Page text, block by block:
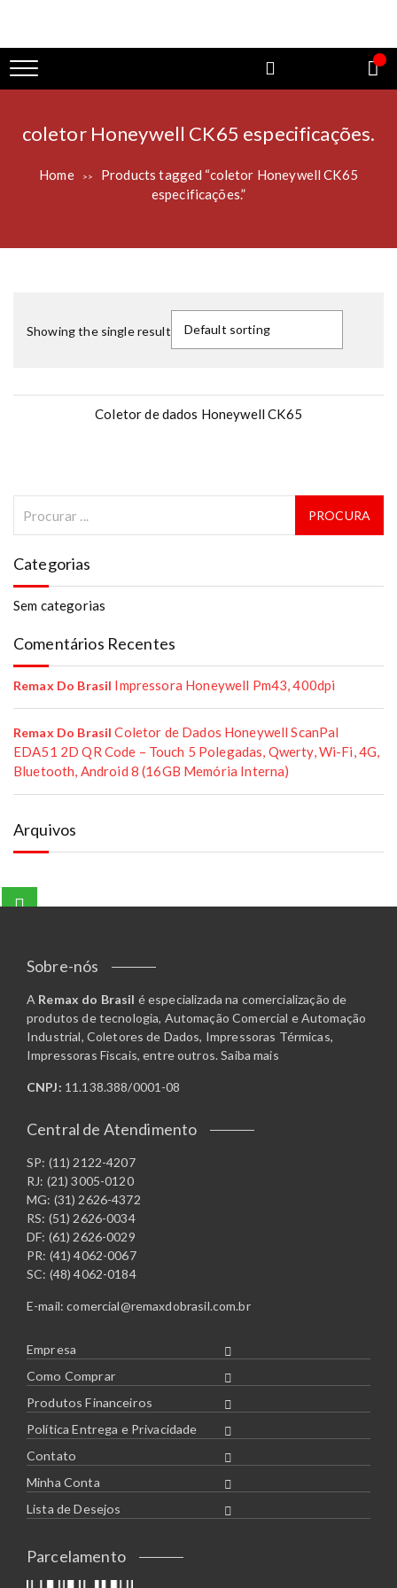
coletor Honeywell CK65 especificações.
Home >>
Products tagged “coletor Honeywell CK65
especificações.”
Showing the single result
Coletor de dados Honeywell CK65
Categorias
Sem categorias
Comentários Recentes
Remax Do Brasil Impressora Honeywell Pm43, 400dpi
Remax Do Brasil Coletor de Dados Honeywell ScanPal
EDA51 2D QR Code – Touch 5 Polegadas, Qwerty, Wi-Fi, 4G,
Bluetooth, Android 8 (16GB Memória Interna)
Arquivos
Sobre-nós
A Remax do Brasil é especializada na comercialização de
produtos de tecnologia, Automação Comercial e Automação
Industrial, Coletores de Dados, Impressoras Térmicas,
Impressoras Fiscais, entre outros.Saiba mais
CNPJ: 11.138.388/0001-08
Central de Atendimento
SP: (11) 2122-4207
RJ: (21) 3005-0120
MG: (31) 2626-4372
RS: (51) 2626-0034
DF: (61) 2626-0029
PR: (41) 4062-0067
SC: (48) 4062-0184
E-mail:comercial@remaxdobrasil.com.br
Empresa
Como Comprar
Produtos Financeiros
Política Entrega e Privacidade
Contato
Minha Conta
Lista de Desejos
Parcelamento